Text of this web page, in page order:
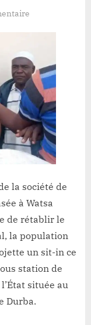
désabusée,
la
population
de
Kokiza
annonce
un
sit-
à
la
sous
de
la
Sokimo
à
la société de
à Watsa
de rétablir le
la population
un sit-in ce
station de
située au
Durba.